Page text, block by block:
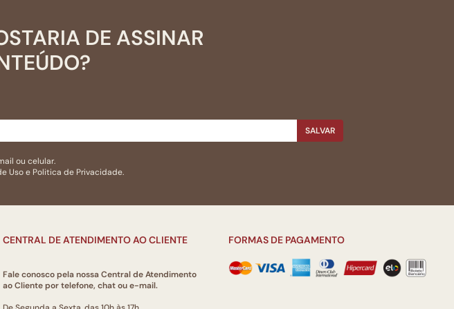
DE ASSINAR
SALVAR
ou celular.
Usoe Politica de Privacidade.
CENTRAL DE ATENDIMENTO AO CLIENTE
Fale conosco pela nossa Central de Atendimento
ao Cliente por telefone, chat ou e-mail.
FORMAS DE PAGAMENTO